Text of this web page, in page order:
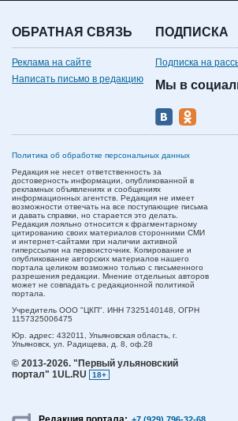
ОБРАТНАЯ СВЯЗЬ
Реклама на сайте
Написать письмо в редакцию
ПОДПИСКА
Подписка на
Мы в
Политика об обработке персональных данных
Редакция не несет ответственность за
достоверность информации, опубликованной в
рекламных объявлениях и сообщениях
информационных агентств. Редакция не имеет
возможности отвечать на все поступающие письма
и давать справки, но старается это делать.
Редакция лояльно относится к фрагментарному
цитированию своих материалов сторонними СМИ
и интернет-сайтами при наличии активной
гиперссылки на первоисточник. Копирование и
опубликование авторских материалов нашего
портала целиком возможно только с письменного
разрешения редакции. Мнение отдельных авторов
может не совпадать с редакционной политикой
портала.
Учредитель ООО "ЦКП". ИНН 7325140148, ОГРН
1157325006475
Юр. адрес: 432011, Ульяновская область, г.
Ульяновск, ул. Радищева, д. 8, оф.28
© 2013-2026. "Первый ульяновский
портал" 1UL.RU
18+